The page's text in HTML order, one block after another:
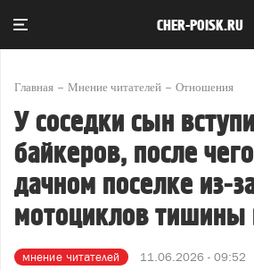
CHER-POISK.RU
Главная Мнение читателей Отношения
У соседки сын
байкеров, после
дачном поселке из-
мотоциклов тишины
мнение читателей 11.06.2026 - 09:52